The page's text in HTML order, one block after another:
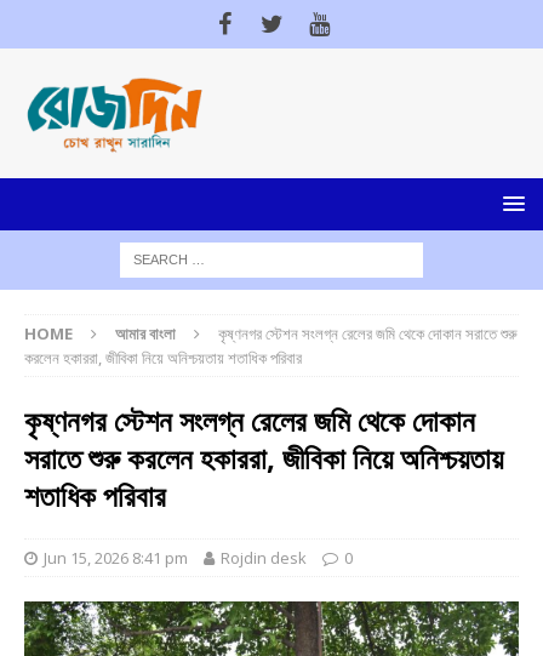
HOME আমার বাংলা
কৃষ্ণনগর স্টেশন সংলগ্ন রেলের জমি থেকে দোকান সরাতে শুরু
করলেন হকাররা, জীবিকা নিয়ে অনিশ্চয়তায় শতাধিক পরিবার
কৃষ্ণনগর স্টেশন সংলগ্ন রেলের জমি থেকে দোকান
সরাতে শুরু করলেন হকাররা, জীবিকা নিয়ে অনিশ্চয়তায়
শতাধিক পরিবার
Jun 15, 2026 8:41 pm Rojdin desk 0